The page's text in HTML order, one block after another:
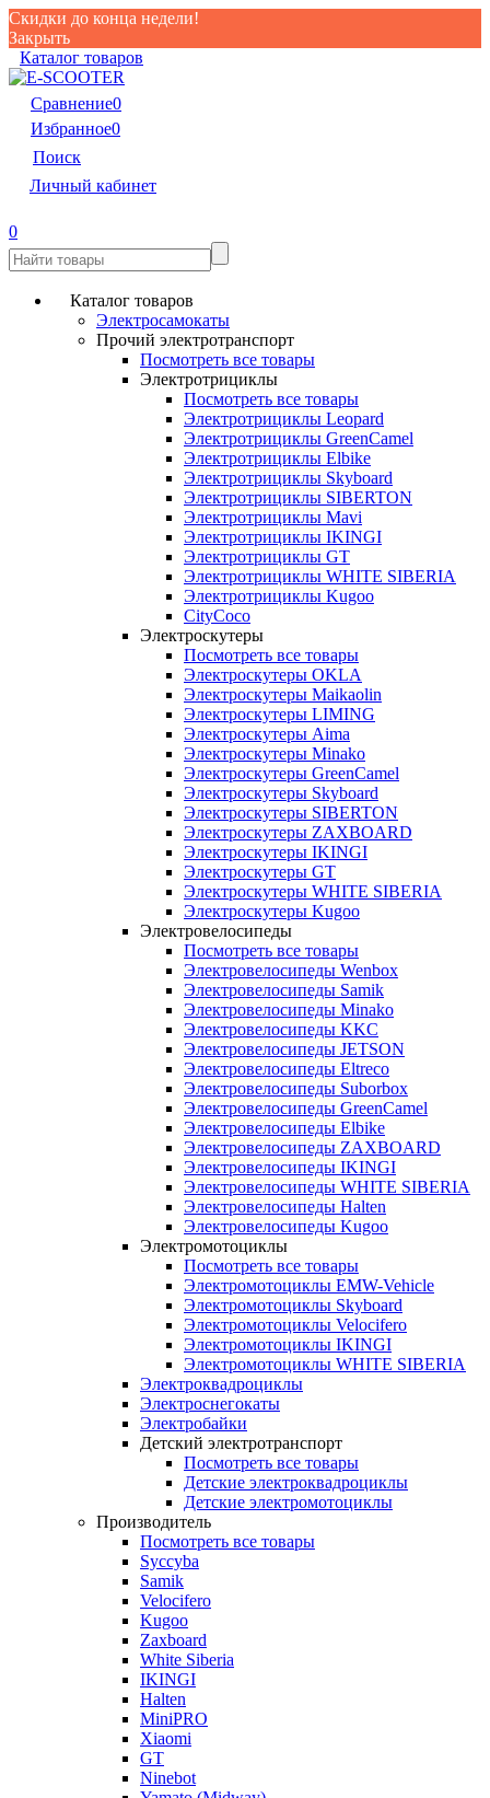
Скидки до конца недели!
Закрыть
Каталог товаров
Сравнение0
Избранное0
Поиск
Личный кабинет
0
Каталог товаров
Электросамокаты
Прочий электротранспорт
Посмотреть все товары
Электротрициклы
Посмотреть все товары
Электротрициклы Leopard
Электротрициклы GreenCamel
Электротрициклы Elbike
Электротрициклы Skyboard
Электротрициклы SIBERTON
Электротрициклы Mavi
Электротрициклы IKINGI
Электротрициклы GT
Электротрициклы WHITE SIBERIA
Электротрициклы Kugoo
CityCoco
Электроскутеры
Посмотреть все товары
Электроскутеры OKLA
Электроскутеры Maikaolin
Электроскутеры LIMING
Электроскутеры Aima
Электроскутеры Minako
Электроскутеры GreenCamel
Электроскутеры Skyboard
Электроскутеры SIBERTON
Электроскутеры ZAXBOARD
Электроскутеры IKINGI
Электроскутеры GT
Электроскутеры WHITE SIBERIA
Электроскутеры Kugoo
Электровелосипеды
Посмотреть все товары
Электровелосипеды Wenbox
Электровелосипеды Samik
Электровелосипеды Minako
Электровелосипеды KKC
Электровелосипеды JETSON
Электровелосипеды Eltreco
Электровелосипеды Suborbox
Электровелосипеды GreenCamel
Электровелосипеды Elbike
Электровелосипеды ZAXBOARD
Электровелосипеды IKINGI
Электровелосипеды WHITE SIBERIA
Электровелосипеды Halten
Электровелосипеды Kugoo
Электромотоциклы
Посмотреть все товары
Электромотоциклы EMW-Vehicle
Электромотоциклы Skyboard
Электромотоциклы Velocifero
Электромотоциклы IKINGI
Электромотоциклы WHITE SIBERIA
Электроквадроциклы
Электроснегокаты
Электробайки
Детский электротранспорт
Посмотреть все товары
Детские электроквадроциклы
Детские электромотоциклы
Производитель
Посмотреть все товары
Syccyba
Samik
Velocifero
Kugoo
Zaxboard
White Siberia
IKINGI
Halten
MiniPRO
Xiaomi
GT
Ninebot